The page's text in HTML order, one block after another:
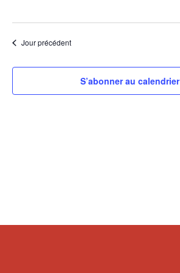
Jour précédent
S’abonner au calendrier